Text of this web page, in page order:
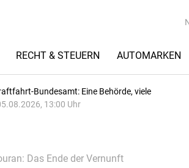
RECHT & STEUERN AUTOMARKEN
Bundesamt: Eine Behörde, viele
13:00 Uhr
Das Ende der Vernunft